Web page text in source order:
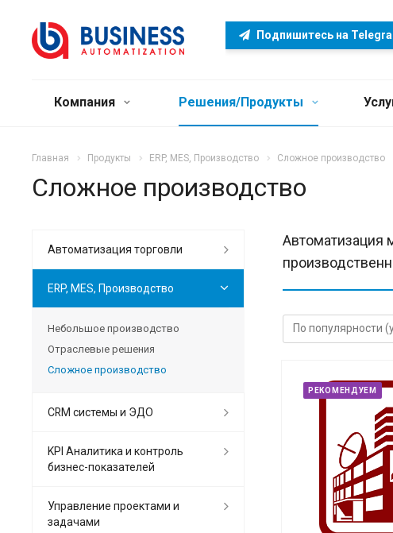
Подпишитесь на
Компания Решения/Продукты
Главная Продукты ERP, MES, Производство Сложное производство
Сложное производство
Автоматизация
РЕКОМЕНДУЕМ
Автоматизация торговли
ERP, MES, Производство
Небольшое производство
Отраслевые решения
Сложное производство
CRM системы и ЭДО
KPI Аналитика и контроль
бизнес-показателей
Управление проектами и
задачами